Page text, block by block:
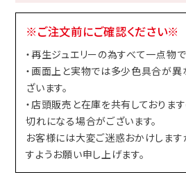
※ご注文前にご確認ください※
・再生ジュエリーの為すべて一点物
・画面上と実物では多少色具合が異
ざいます。
・店頭販売と在庫を共有しておりま
切れになる場合がございます。
お客様には大変ご迷惑おかけします
すようお願い申し上げます。